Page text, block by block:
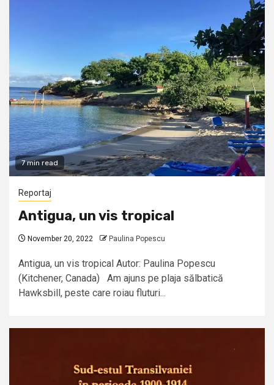
7 min read
Reportaj
Antigua, un vis tropical
November 20, 2022 Paulina Popescu
Antigua, un vis tropical Autor: Paulina Popescu
(Kitchener, Canada) Am ajuns pe plaja sălbatică
Hawksbill, peste care roiau fluturi...